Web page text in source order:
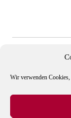
Wir verwenden Cookies,